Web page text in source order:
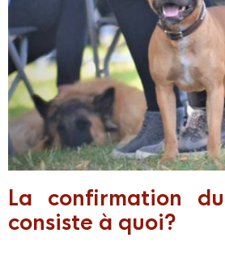
La confirmation
consiste à quoi?